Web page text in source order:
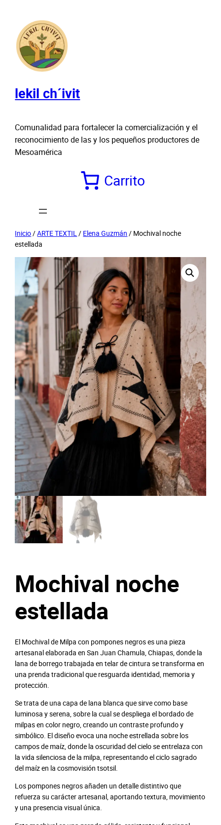
contenido
lekil ch´ivit
Comunalidad para fortalecer la comercialización y el
reconocimiento de las y los pequeños productores de
Mesoamérica
Carrito
Inicio/ARTE TEXTIL/ Elena Guzmán / Mochival noche
estellada
Mochival noche
estellada
El Mochival de Milpa con pompones negros es una pieza
artesanal elaborada en San Juan Chamula, Chiapas, donde la
lana de borrego trabajada en telar de cintura se transforma en
una prenda tradicional que resguarda identidad, memoria y
protección.
Se trata de una capa de lana blanca que sirve como base
luminosa y serena, sobre la cual se despliega el bordado de
milpas en color negro, creando un contraste profundo y
simbólico. El diseño evoca una noche estrellada sobre los
campos de maíz, donde la oscuridad del cielo se entrelaza con
la vida silenciosa de la milpa, representando el ciclo sagrado
del maíz en la cosmovisión tsotsil.
Los pompones negros añaden un detalle distintivo que
refuerza su carácter artesanal, aportando textura, movimiento
y una presencia visual única.